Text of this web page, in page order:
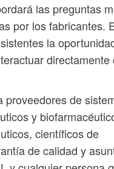
las preguntas
por los fabricantes.
la
directamente
proveedores de
y
científicos de
de calidad y